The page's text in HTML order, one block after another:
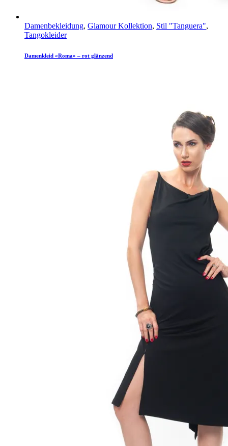
Damenbekleidung, Glamour Kollektion, Stil "Tanguera",
Tangokleider
Damenkleid «Roma» – rot glänzend